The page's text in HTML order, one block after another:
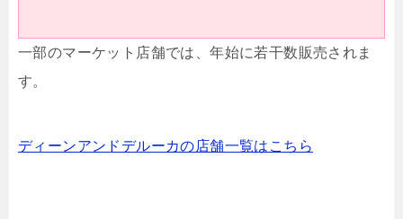
一部のマーケット店舗では、年始に若干数販売されま
す。
ディーンアンドデルーカの店舗一覧はこちら